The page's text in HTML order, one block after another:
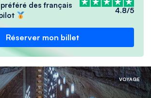
des français
4.8/5
Réserver mon billet
VOYAGE